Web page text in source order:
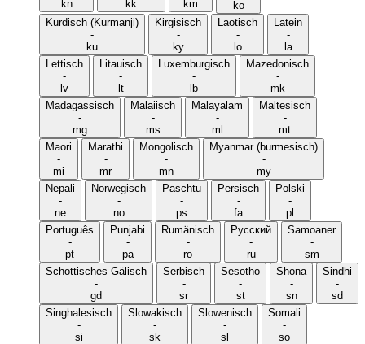
kn
kk
km
ko
Kurdisch (Kurmanji)
-
ku
Kirgisisch
-
ky
Laotisch
-
lo
Latein
-
la
Lettisch
-
lv
Litauisch
-
lt
Luxemburgisch
-
lb
Mazedonisch
-
mk
Madagassisch
-
mg
Malaiisch
-
ms
Malayalam
-
ml
Maltesisch
-
mt
Maori
-
mi
Marathi
-
mr
Mongolisch
-
mn
Myanmar (burmesisch)
-
my
Nepali
-
ne
Norwegisch
-
no
Paschtu
-
ps
Persisch
-
fa
Polski
-
pl
Português
-
pt
Punjabi
-
pa
Rumänisch
-
ro
Русский
-
ru
Samoaner
-
sm
Schottisches Gälisch
-
gd
Serbisch
-
sr
Sesotho
-
st
Shona
-
sn
Sindhi
-
sd
Singhalesisch
-
si
Slowakisch
-
sk
Slowenisch
-
sl
Somali
-
so